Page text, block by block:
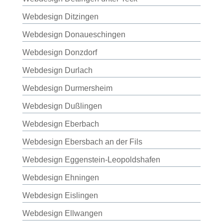
Webdesign Ditzingen
Webdesign Donaueschingen
Webdesign Donzdorf
Webdesign Durlach
Webdesign Durmersheim
Webdesign Dußlingen
Webdesign Eberbach
Webdesign Ebersbach an der Fils
Webdesign Eggenstein-Leopoldshafen
Webdesign Ehningen
Webdesign Eislingen
Webdesign Ellwangen